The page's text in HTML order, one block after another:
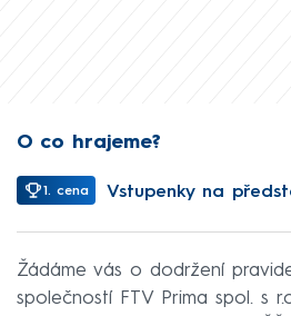
O co hrajeme?
1. cena Vstupenky na
Žádáme vás o dodržení
společností FTV Prima spol. s